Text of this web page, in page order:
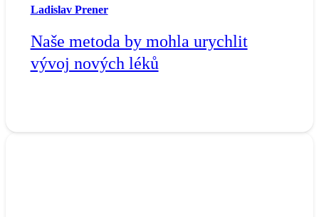
Ladislav Prener
Naše metoda by mohla urychlit
vývoj nových léků